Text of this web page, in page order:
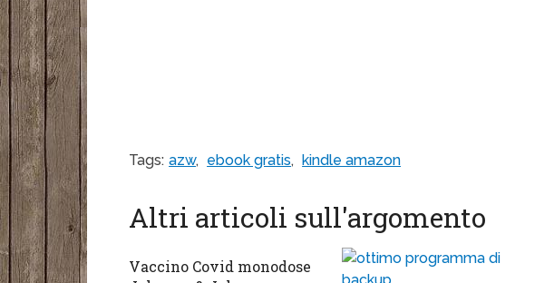
Tags: azw, ebook gratis, kindle amazon
Altri articoli sull'argomento
Vaccino Covid monodose